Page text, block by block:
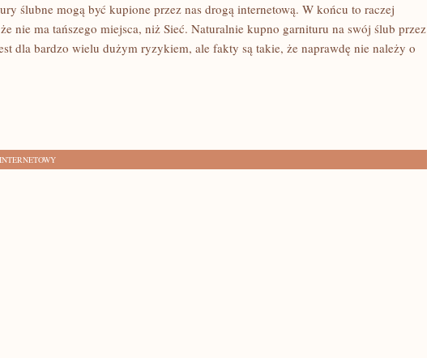
ślubne mogą być kupione przez nas drogą internetową. W końcu to raczej
nie ma tańszego miejsca, niż Sieć. Naturalnie kupno garnituru na swój ślub przez
dla bardzo wielu dużym ryzykiem, ale fakty są takie, że naprawdę nie należy o